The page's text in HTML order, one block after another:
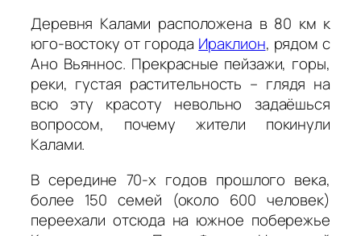
Деревня Калами расположена в 80 км к
юго-востоку от города Ираклион, рядом с
Ано Вьяннос. Прекрасные пейзажи, горы,
реки, густая растительность – глядя на
всю эту красоту невольно задаёшься
вопросом, почему жители покинули
Калами.
В середине 70-х годов прошлого века,
более 150 семей (около 600 человек)
переехали отсюда на южное побережье